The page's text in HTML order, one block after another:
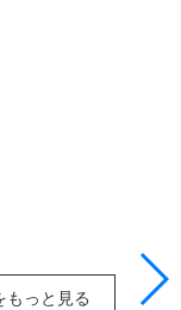
もっと見る